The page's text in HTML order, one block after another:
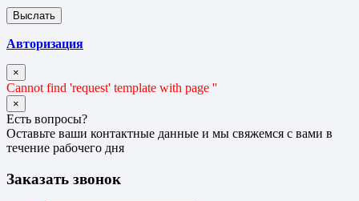
Авторизация
×
Cannot find 'request' template with page ''
×
Есть вопросы?
Оставьте ваши контактные данные и мы свяжемся с вами в
течение рабочего дня
Заказать звонок